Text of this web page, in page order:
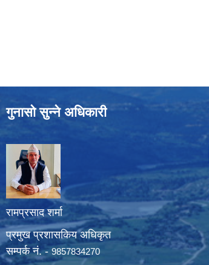
गुनासो सुन्ने अधिकारी
रामप्रसाद शर्मा
प्रमुख प्रशासकिय अधिकृत
सम्पर्क नं. - 9857834270